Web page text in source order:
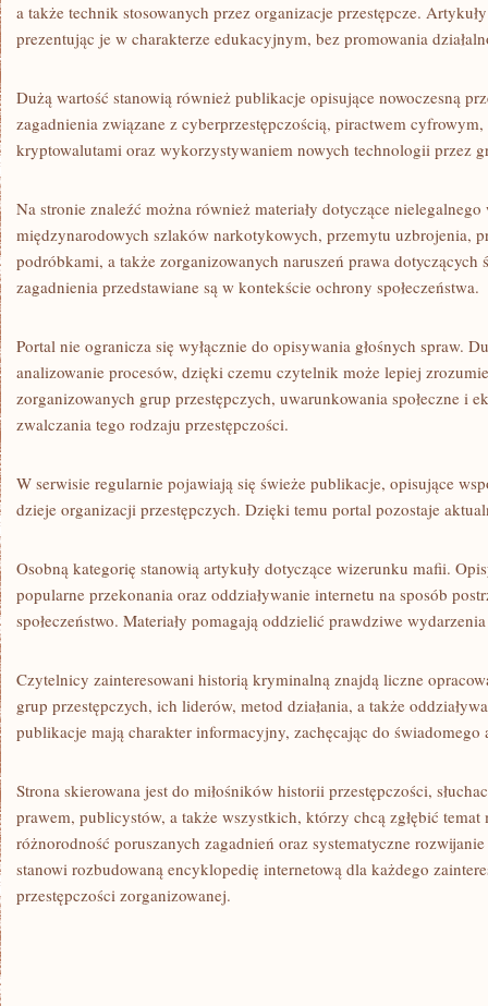
a także technik stosowanych przez organizacje przestępcze.
prezentując je w charakterze edukacyjnym, bez promowania
Dużą wartość stanowią również publikacje opisujące nowoczesną
zagadnienia związane z cyberprzestępczością, piractwem
kryptowalutami oraz wykorzystywaniem nowych technologii przez
Na stronie znaleźć można również materiały dotyczące
międzynarodowych szlaków narkotykowych, przemytu uzbrojenia,
podróbkami, a także zorganizowanych naruszeń prawa dotyczących
zagadnienia przedstawiane są w kontekście ochrony społeczeństwa.
Portal nie ogranicza się wyłącznie do opisywania głośnych spraw.
analizowanie procesów, dzięki czemu czytelnik może lepiej
zorganizowanych grup przestępczych, uwarunkowania społeczne i
zwalczania tego rodzaju przestępczości.
W serwisie regularnie pojawiają się świeże publikacje, opisujące
dzieje organizacji przestępczych. Dzięki temu portal pozostaje
Osobną kategorię stanowią artykuły dotyczące wizerunku mafii.
popularne przekonania oraz oddziaływanie internetu na sposób
społeczeństwo. Materiały pomagają oddzielić prawdziwe
Czytelnicy zainteresowani historią kryminalną znajdą liczne
grup przestępczych, ich liderów, metod działania, a także
publikacje mają charakter informacyjny, zachęcając do świadomego
Strona skierowana jest do miłośników historii przestępczości,
prawem, publicystów, a także wszystkich, którzy chcą zgłębić
różnorodność poruszanych zagadnień oraz systematyczne
stanowi rozbudowaną encyklopedię internetową dla każdego
przestępczości zorganizowanej.